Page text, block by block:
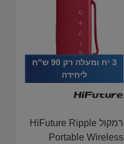
3 יח ומעלה רק 90 ש"ח
ליחידה
רמקול HiFuture Ripple
Portable Wireless